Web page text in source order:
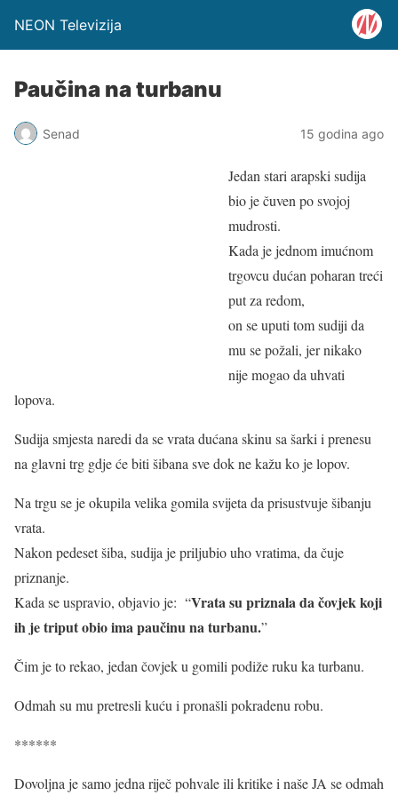
NEON Televizija
Paučina na turbanu
Senad 15 godina ago
Jedan stari arapski sudija
bio je čuven po svojoj
mudrosti.
Kada je jednom imućnom
trgovcu dućan poharan treći
put za redom,
on se uputi tom sudiji da
mu se požali, jer nikako
nije mogao da uhvati
lopova.
Sudija smjesta naredi da se vrata dućana skinu sa šarki i prenesu
na glavni trg gdje će biti šibana sve dok ne kažu ko je lopov.
Na trgu se je okupila velika gomila svijeta da prisustvuje šibanju
vrata.
Nakon pedeset šiba, sudija je priljubio uho vratima, da čuje
priznanje.
Kada se uspravio, objavio je: “Vrata su priznala da čovjek koji
ih je triput obio ima paučinu na turbanu.”
Čim je to rekao, jedan čovjek u gomili podiže ruku ka turbanu.
Odmah su mu pretresli kuću i pronašli pokradenu robu.
******
Dovoljna je samo jedna riječ pohvale ili kritike i naše JA se odmah